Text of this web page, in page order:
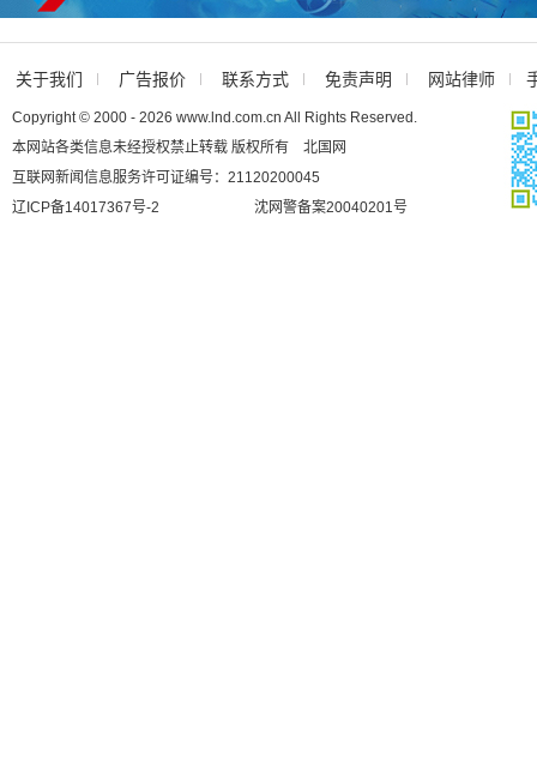
关于我们 广告报价 联系方式 免责声明 网站律师
Copyright © 2000 - 2026 www.lnd.com.cn All Rights Reserved.
本网站各类信息未经授权禁止转载 版权所有 北国网
互联网新闻信息服务许可证编号：21120200045
辽ICP备14017367号-2
沈网警备案20040201号